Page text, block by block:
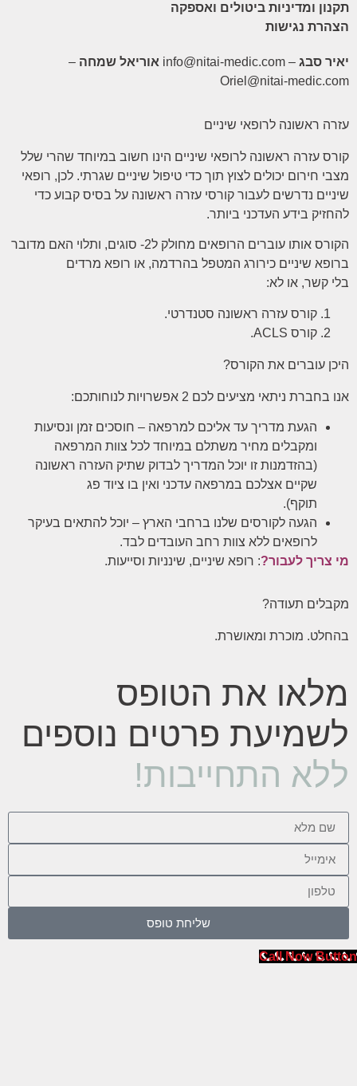
תקנון ומדיניות ביטולים ואספקה
הצהרת נגישות
יאיר סבג – info@nitai-medic.com אוריאל שמחה –
Oriel@nitai-medic.com
עזרה ראשונה לרופאי שיניים
קורס עזרה ראשונה לרופאי שיניים הינו חשוב במיוחד שהרי שלל
מצבי חירום יכולים לצוץ תוך כדי טיפול שיניים שגרתי. לכן, רופאי
שיניים נדרשים לעבור קורסי עזרה ראשונה על בסיס קבוע כדי
להחזיק בידע העדכני ביותר.
הקורס אותו עוברים הרופאים מחולק ל2- סוגים, ותלוי האם מדובר
ברופא שיניים כירורג המטפל בהרדמה, או רופא מרדים
בלי קשר, או לא:
קורס עזרה ראשונה סטנדרטי.
קורס ACLS.
היכן עוברים את הקורס?
אנו בחברת ניתאי מציעים לכם 2 אפשרויות לנוחותכם:
הגעת מדריך עד אליכם למרפאה – חוסכים זמן ונסיעות
ומקבלים מחיר משתלם במיוחד לכל צוות המרפאה
(בהזדמנות זו יוכל המדריך לבדוק שתיק העזרה ראשונה
שקיים אצלכם במרפאה עדכני ואין בו ציוד פג
תוקף).
הגעה לקורסים שלנו ברחבי הארץ – יוכל להתאים בעיקר
לרופאים ללא צוות רחב העובדים לבד.
מי צריך לעבור?: רופא שיניים, שינניות וסייעות.
מקבלים תעודה?
בהחלט. מוכרת ומאושרת.
מלאו את הטופס
לשמיעת פרטים נוספים
ללא התחייבות!
שליחת טופס
Call Now Button